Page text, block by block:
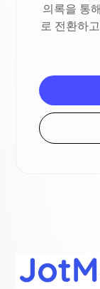
의록을 통
로 전환하